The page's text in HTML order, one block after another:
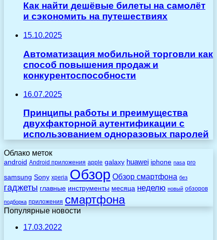
Как найти дешёвые билеты на самолёт
и сэкономить на путешествиях
15.10.2025
Автоматизация мобильной торговли как
способ повышения продаж и
конкурентоспособности
16.07.2025
Принципы работы и преимущества
двухфакторной аутентификации с
использованием одноразовых паролей
Облако меток
android Android приложения apple galaxy huawei iphone nasa pro
samsung Sony xperia Обзор Обзор смартфона без
гаджеты главные инструменты месяца неделю новый обзоров
подборка приложения смартфона
Популярные новости
17.03.2022